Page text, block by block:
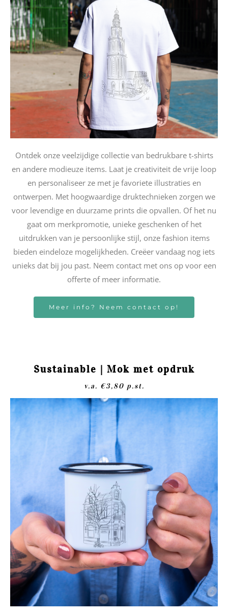
Ontdek onze veelzijdige collectie van bedrukbare t-shirts
en andere modieuze items. Laat je creativiteit de vrije loop
en personaliseer ze met je favoriete illustraties en
ontwerpen. Met hoogwaardige druktechnieken zorgen we
voor levendige en duurzame prints die opvallen. Of het nu
gaat om merkpromotie, unieke geschenken of het
uitdrukken van je persoonlijke stijl, onze fashion items
bieden eindeloze mogelijkheden. Creëer vandaag nog iets
unieks dat bij jou past. Neem contact met ons op voor een
offerte of meer informatie.
Meer info? Neem contact op!
Sustainable | Mok met opdruk
v.a. €3,80 p.st.